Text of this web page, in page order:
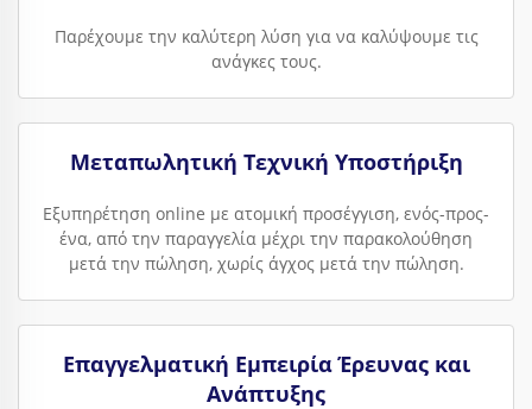
Παρέχουμε την καλύτερη λύση για να καλύψουμε τις
ανάγκες τους.
Μεταπωλητική Τεχνική Υποστήριξη
Εξυπηρέτηση online με ατομική προσέγγιση, ενός-προς-
ένα, από την παραγγελία μέχρι την παρακολούθηση
μετά την πώληση, χωρίς άγχος μετά την πώληση.
Επαγγελματική Εμπειρία Έρευνας και
Ανάπτυξης